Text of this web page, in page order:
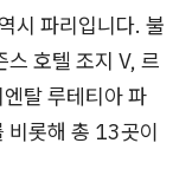
시 파리입니다. 불
호텔 조지 V, 르
탈 루테티아 파
비롯해 총 13곳이